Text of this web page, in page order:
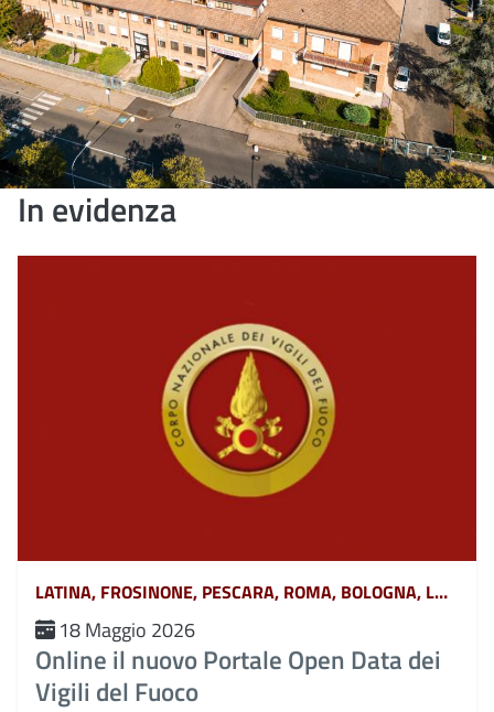
In evidenza
LATINA, FROSINONE, PESCARA, ROMA, BOLOGNA, L&#039;AQUILA, TERAMO, CHIETI, POTENZA, MATERA, CATANZARO, COSENZA, CROTONE, REGGIO CALABRIA, VIBO VALENTIA, AVELLINO, BENEVENTO, CASERTA, NAPOLI, SALERNO, FERRARA, FORLÌ-CESENA, MODENA, PARMA, PIACENZA, RAVENNA, REGGIO EMILIA, RIMINI, GORIZIA, PORDENONE, TRIESTE, UDINE, RIETI, VITERBO, GENOVA, IMPERIA, LA SPEZIA, SAVONA, BERGAMO, BRESCIA, COMO, CREMONA, LECCO, LODI, MANTOVA, MILANO, MONZA, PAVIA, SONDRIO, VARESE, ANCONA, ASCOLI PICENO, FERMO, MACERATA, CAMPOBASSO, ISERNIA, ALESSANDRIA, ASTI, BIELLA, CUNEO, NOVARA, TORINO, VERCELLI, BARI, BRINDISI, FOGGIA, LECCE, TARANTO, CAGLIARI, NUORO, ORISTANO, SASSARI, AGRIGENTO, CALTANISSETTA, CATANIA, ENNA, MESSINA, PALERMO, RAGUSA, SIRACUSA, TRAPANI, AREZZO, FIRENZE, GROSSETO, LIVORNO, LUCCA, MASSA CARRARA, PISA, PISTOIA, PRATO, SIENA, PERUGIA, TERNI, BELLUNO, BOLZANO, PADOVA, ROVIGO, TRENTO, TREVISO, VENEZIA, VERONA, VICENZA, MASSA, MONZA-BRIANZA, VERBANO-CUSIO-OSSOLA, PESARO-URBINO, BARLETTA-ANDRIA-TRANI, CAMPANIA, ABRUZZO, BASILICATA, CALABRIA, EMILIA ROMAGNA, FRIULI VENEZIA GIULIA, LAZIO, LIGURIA, LOMBARDIA, MARCHE, MOLISE, PIEMONTE, PUGLIA, SARDEGNA, SICILIA, TOSCANA, UMBRIA, VENETO E TRENTINO ALTO ADIGE, AOSTA
18 Maggio 2026
Online il nuovo Portale Open Data dei
Vigili del Fuoco